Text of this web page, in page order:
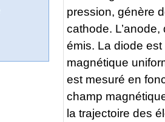
pression, génère
cathode.
émis. La diode
magnétique
est mesuré en
champ
la trajectoire des